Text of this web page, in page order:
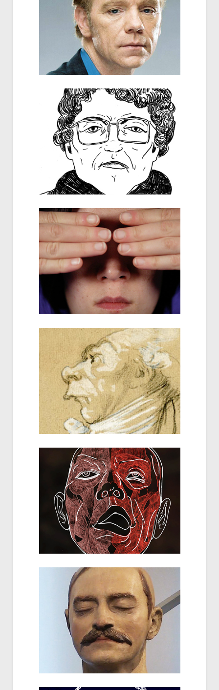
Garance Coquart-Pocztar, Pierre-Baptiste
Harrivelle, Vinodhini Ramasamy-
Nagarajan...
Réalité VS fantasme
Michèle Stockhausen...
Mots de têtes
Alice Noulin...
Portrait parlé
Armelle Exposito, Caroline Gauthier...
Le Beau et le Laid
Guillaume Clausolles, Elsa Cuillé...
Au-delà des apparences,
U+1F62C
Léon Delage, Martial Obry...